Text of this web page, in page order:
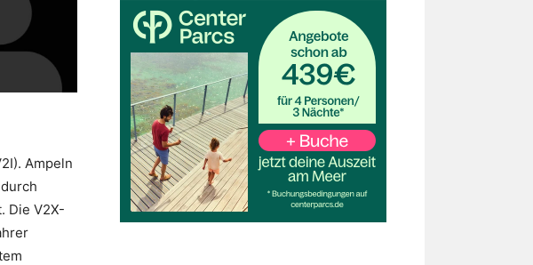
Ampeln
Die V2X-